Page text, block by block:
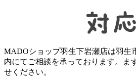
MADOショップ羽生下岩瀬店は羽生
内にてご相談を承っております。ま
せください。